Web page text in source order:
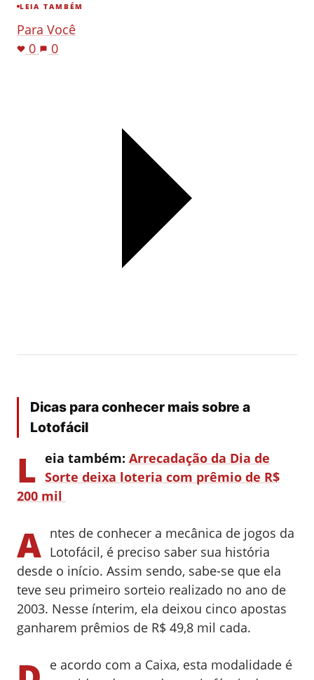
LEIA TAMBÉM
Para Você
0
0
Dicas para conhecer mais sobre a
Lotofácil
L eia também: Arrecadação da Dia de
Sorte deixa loteria com prêmio de R$
200 mil
A ntes de conhecer a mecânica de jogos da
Lotofácil, é preciso saber sua história
desde o início. Assim sendo, sabe-se que ela
teve seu primeiro sorteio realizado no ano de
2003. Nesse ínterim, ela deixou cinco apostas
ganharem prêmios de R$ 49,8 mil cada.
e acordo com a Caixa, esta modalidade é